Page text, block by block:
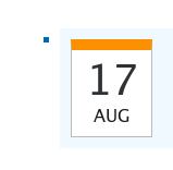
17
AUG